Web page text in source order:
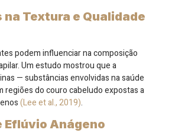
Textura e Qualidade
podem influenciar na composição
Um estudo mostrou que a
— substâncias envolvidas na saúde
regiões do couro cabeludo expostas a
(Lee et al., 2019).
Eflúvio Anágeno